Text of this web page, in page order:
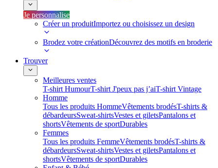
Je personnalise
Créer un produitImportez ou choisissez un design
Brodez votre créationDécouvrez des motifs en broderie
Trouver
Meilleures ventes
T-shirt HumourT-shirt J'peux pas j’aiT-shirt Vintage
Homme
Tous les produits HommeVêtements brodésT-shirts &
débardeursSweat-shirtsVestes et giletsPantalons et
shortsVêtements de sportDurables
Femmes
Tous les produits FemmeVêtements brodésT-shirts &
débardeursSweat-shirtsVestes et giletsPantalons et
shortsVêtements de sportDurables